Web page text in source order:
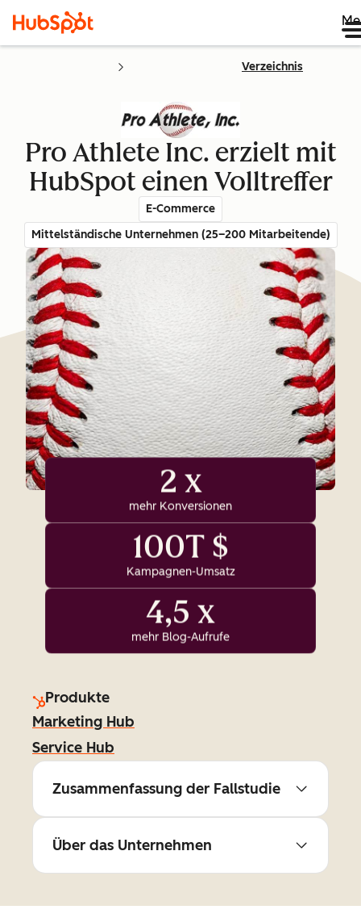
Verzeichnis
Pro Athlete Inc. erzielt mit
HubSpot einen Volltreffer
E-Commerce
Mittelständische Unternehmen (25–200 Mitarbeitende)
2 x
mehr Konversionen
100T $
Kampagnen-Umsatz
4,5 x
mehr Blog-Aufrufe
Produkte
Marketing Hub
Service Hub
Zusammenfassung der Fallstudie
Über das Unternehmen